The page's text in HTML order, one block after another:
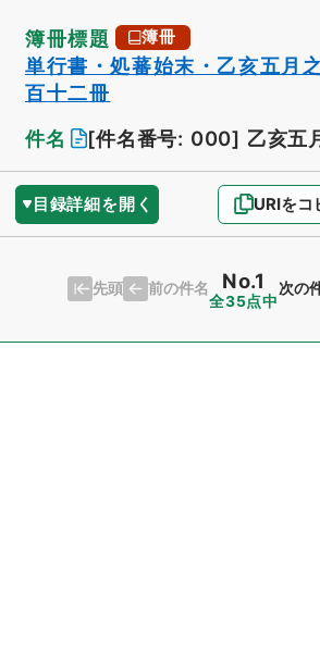
簿冊標題 簿冊
単行書・処蕃始末・乙亥五月
百十二冊
件名
[件名番号: 000] 乙亥五
目録詳細を開く URIをコ
先頭 前の件名 No.1
全35点中
次の